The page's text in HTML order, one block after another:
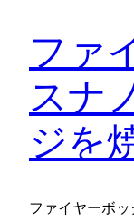
ファ
スナ
ジを
ファイヤーボ